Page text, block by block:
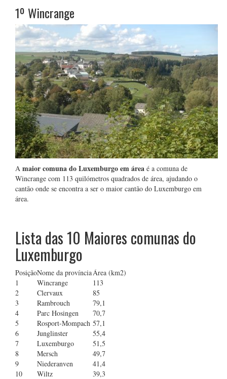
1º Wincrange
A maior comuna do Luxemburgo em área é a comuna de
Wincrange com 113 quilómetros quadrados de área, ajudando o
cantão onde se encontra a ser o maior cantão do Luxemburgo em
área.
Lista das 10 Maiores comunas do
Luxemburgo
PosiçãoNome da provínciaÁrea (km2)
1
Wincrange
113
2
Clervaux
85
3
Rambrouch
79,1
4
Parc Hosingen
70,7
5
Rosport-Mompach 57,1
6
Junglinster
55,4
7
Luxemburgo
51,5
8
Mersch
49,7
9
Niederanven
41,4
10
Wiltz 39,3